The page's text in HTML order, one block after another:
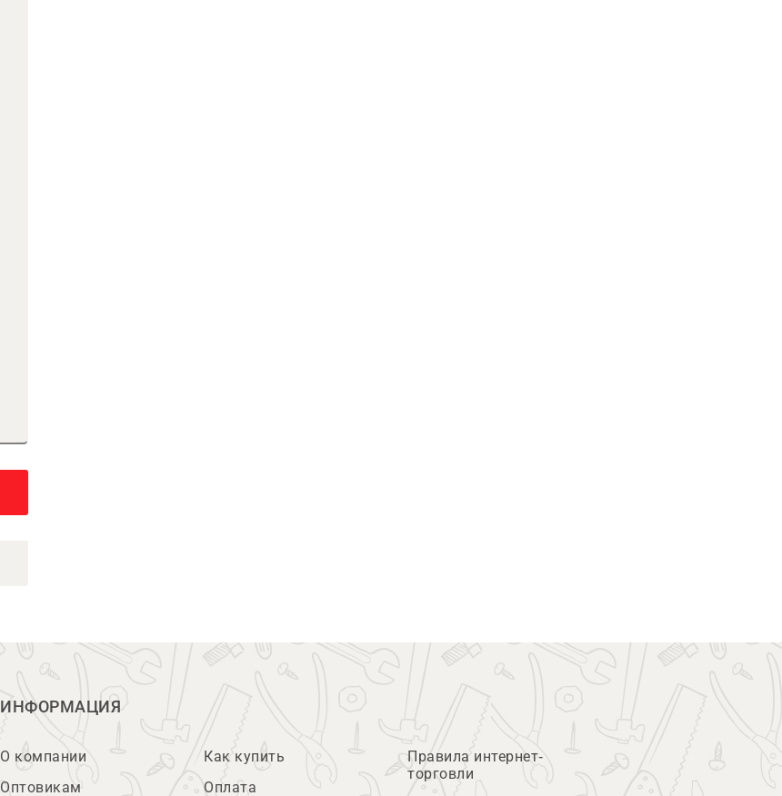
ИНФОРМАЦИЯ
О компании
Оптовикам
Как купить
Оплата
Правила интернет-
торговли